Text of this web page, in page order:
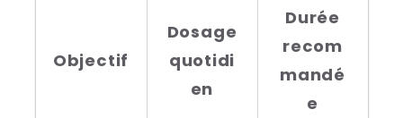
Objectif
Dosage
quotidi
en
Durée
recom
mandé
e